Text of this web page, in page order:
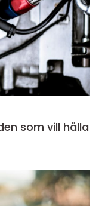
som vill hålla